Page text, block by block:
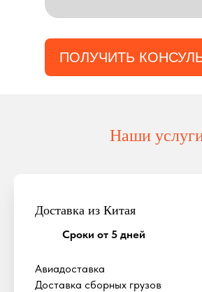
ПОЛУЧИТЬ
Наши
Доставка из Китая
Сроки от 5 дней
Авиадоставка
Доставка сборных грузов